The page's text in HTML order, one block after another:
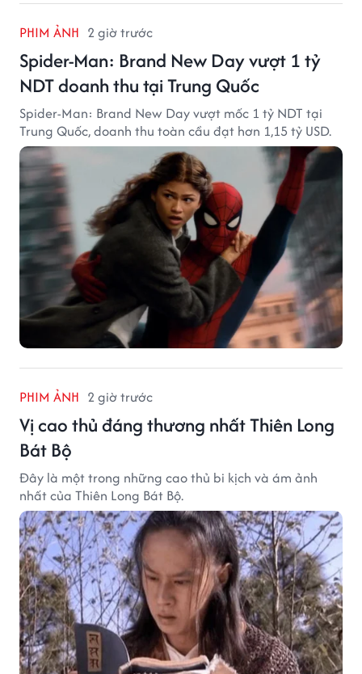
PHIM ẢNH 2 giờ trước
Spider-Man: Brand New Day vượt 1 tỷ
NDT doanh thu tại Trung Quốc
Spider-Man: Brand New Day vượt mốc 1 tỷ NDT tại
Trung Quốc, doanh thu toàn cầu đạt hơn 1,15 tỷ USD.
PHIM ẢNH 2 giờ trước
Vị cao thủ đáng thương nhất Thiên Long
Bát Bộ
Đây là một trong những cao thủ bi kịch và ám ảnh
nhất của Thiên Long Bát Bộ.